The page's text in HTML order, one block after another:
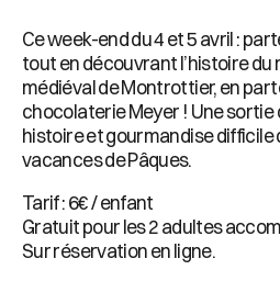
Ce week-end du 4 et 5 avril :
tout en découvrant l’histoire
médiéval de Montrottier, en
chocolaterie Meyer ! Une sortie
histoire et gourmandise difficile
vacances de Pâques.
Tarif : 6€ / enfant
Gratuit pour les 2 adultes
Sur réservation en ligne.